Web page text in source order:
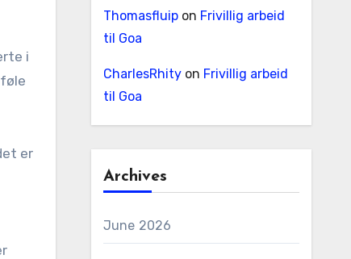
i
er
Thomasfluipon Frivillig arbeid
til Goa
CharlesRhityon Frivillig arbeid
til Goa
Archives
June 2026